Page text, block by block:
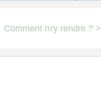
Comment m'y rendre ? >